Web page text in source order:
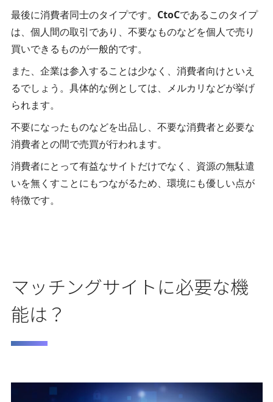
最後に消費者同士のタイプです。 CtoCであるこのタイプ
は、個人間の取引であり、不要なものなどを個人で売り
買いできるものが一般的です。
また、企業は参入することは少なく、消費者向けといえ
るでしょう。具体的な例としては、メルカリなどが挙げ
られます。
不要になったものなどを出品し、不要な消費者と必要な
消費者との間で売買が行われます。
消費者にとって有益なサイトだけでなく、資源の無駄遣
いを無くすことにもつながるため、環境にも優しい点が
特徴です。
マッチングサイトに必要な機
能は？